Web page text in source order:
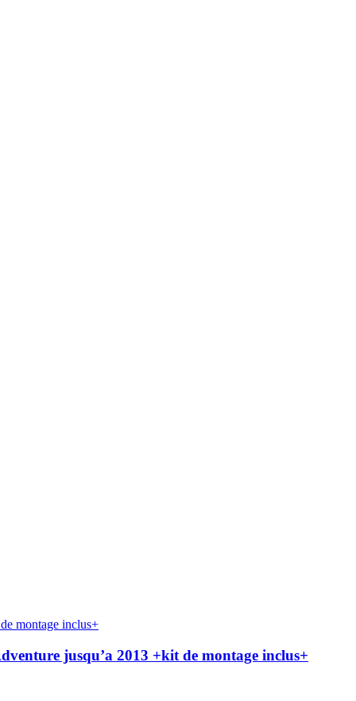
jusqu’a 2013 +kit de montage inclus+